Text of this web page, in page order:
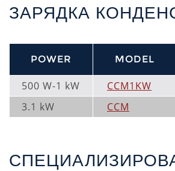
ЗАРЯДКА
POWER MODEL
500 W-1 kW CCM1KW
3.1 kW
CCM